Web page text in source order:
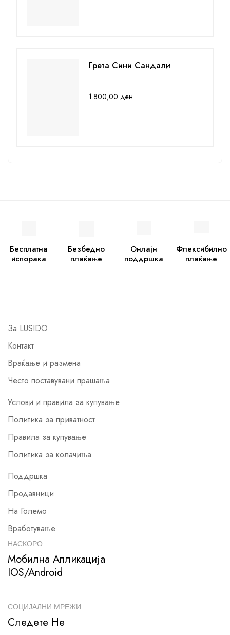
Грета Сини Сандали
1.800,00 ден
Бесплатна
испорака
Безбедно
плаќање
Онлајн
поддршка
Флексибилно
плаќање
За LUSIDO
Контакт
Враќање и размена
Често поставувани прашања
Услови и правила за купување
Политика за приватност
Правила за купување
Политика за колачиња
Поддршка
Продавници
На Големо
Вработување
НАСКОРО
Мобилна Апликација
IOS/Android
СОЦИЈАЛНИ МРЕЖИ
Следете Не